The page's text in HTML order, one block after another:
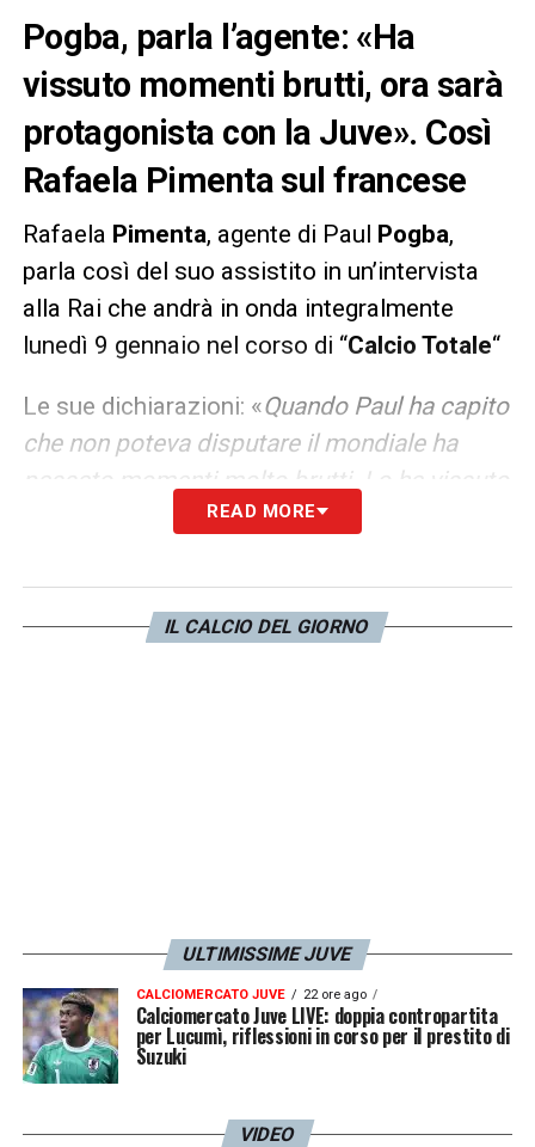
Pogba, parla l’agente: «Ha
vissuto momenti brutti, ora sarà
protagonista con la Juve». Così
Rafaela Pimenta sul francese
Rafaela Pimenta, agente di Paul Pogba,
parla così del suo assistito in un’intervista
alla Rai che andrà in onda integralmente
lunedì 9 gennaio nel corso di “Calcio Totale“
Le sue dichiarazioni: «Quando Paul ha capito
che non poteva disputare il mondiale ha
passato momenti molto brutti. Lo ha vissuto
quasi fosse un lutto. Gli sono stata vicino,
è pronto per una stagione da protagonista
con la Juventus».
READ MORE
IL CALCIO DEL GIORNO
ULTIMISSIME JUVE
CALCIOMERCATO JUVE 22 ore ago
Calciomercato Juve LIVE: doppia contropartita
per Lucumì, riflessioni in corso per il prestito di
Suzuki
VIDEO